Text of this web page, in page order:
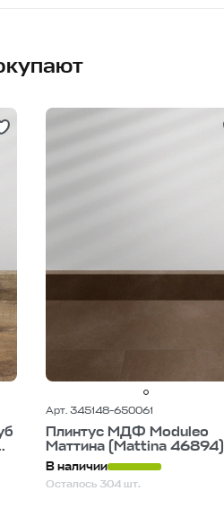
Арт. 345148-650061
Плинтус МДФ Moduleo
Маттина (Mattina 46894)
В наличии
Осталось 304 шт.